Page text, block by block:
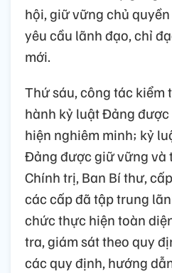
hội, giữ vững chủ
yêu cầu lãnh đạo, chỉ
mới.
Thứ sáu, công tác kiểm
hành kỷ luật Đảng
hiện nghiêm minh; kỷ
Đảng được giữ vững và
Chính trị, Ban Bí thư,
các cấp đã tập trung
chức thực hiện toàn
tra, giám sát theo quy
các quy định, hướng